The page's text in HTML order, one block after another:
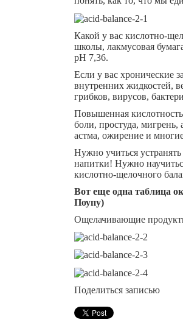
Какой у вас кислотно-
школы, лакмусовая
рН 7,36.
Если у вас хронические
внутренних жидкостей,
грибков, вирусов,
Повышенная кислотность
боли, простуда, мигрень,
астма, ожирение и
Нужно учиться
напитки! Нужно
кислотно-щелочного
Вот еще одна таблица
Поупу)
Ощелачивающие
Поделиться записью